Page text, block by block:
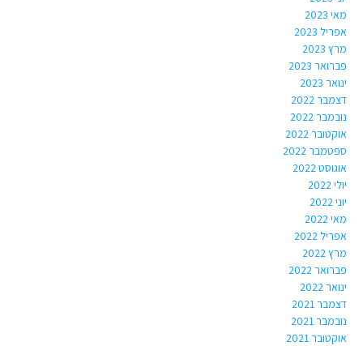
מאי 2023
אפריל 2023
מרץ 2023
פברואר 2023
ינואר 2023
דצמבר 2022
נובמבר 2022
אוקטובר 2022
ספטמבר 2022
אוגוסט 2022
יולי 2022
יוני 2022
מאי 2022
אפריל 2022
מרץ 2022
פברואר 2022
ינואר 2022
דצמבר 2021
נובמבר 2021
אוקטובר 2021